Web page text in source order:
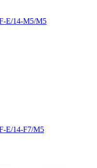
E/14-M5/M5
E/14-F7/M5